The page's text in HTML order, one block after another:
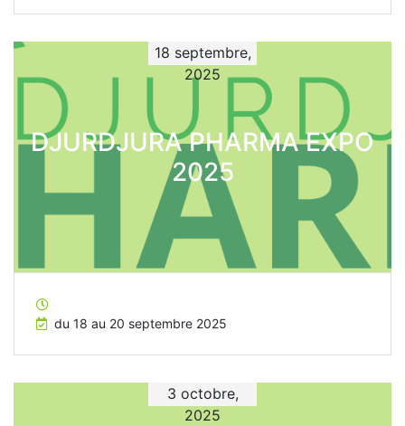
18 septembre,
2025
DJURDJURA PHARMA EXPO
2025
du 18 au 20 septembre 2025
3 octobre,
2025